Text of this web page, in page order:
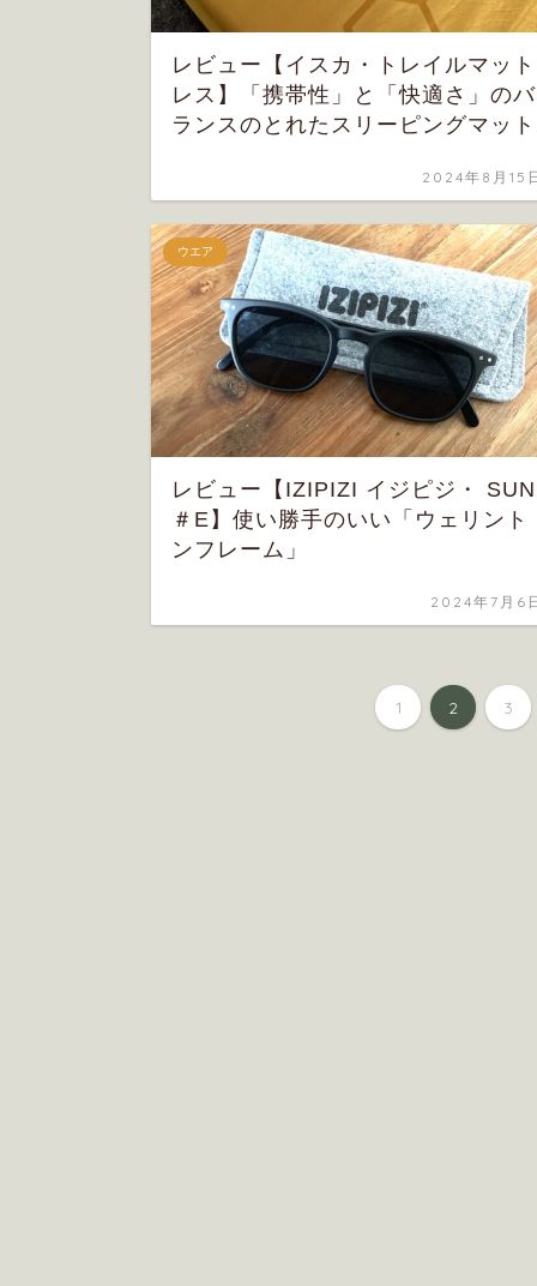
レビュー【イスカ・トレイルマット
レス】「携帯性」と「快適さ」のバ
ランスのとれたスリーピングマット
2024年8月15
ウエア
レビュー【IZIPIZI イジピジ・ SUN
＃E】使い勝手のいい「ウェリント
ンフレーム」
2024年7月6
1 2 3